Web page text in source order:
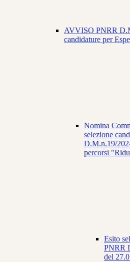
AVVISO PNRR
candidature per
Nomina
selezione
D.M.n.19/
percorsi
Esito
PNRR
del